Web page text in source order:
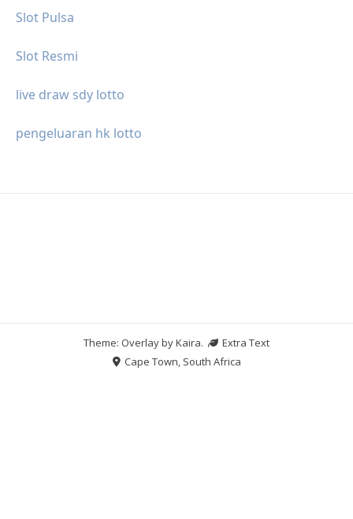
Slot Pulsa
Slot Resmi
live draw sdy lotto
pengeluaran hk lotto
Theme: Overlay byKaira.
Extra Text
Cape Town, South Africa